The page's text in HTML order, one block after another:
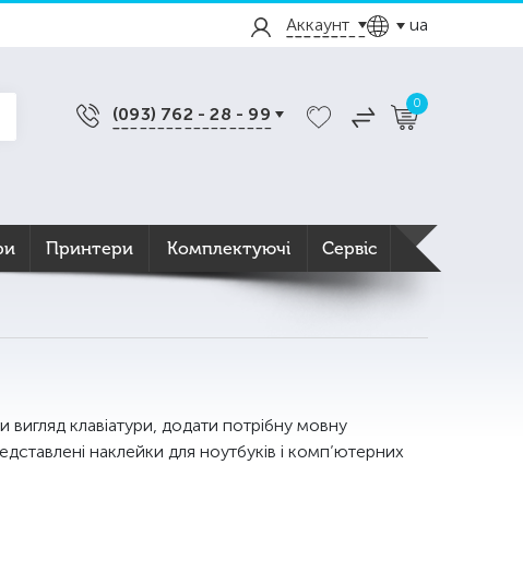
Аккаунт ua
(093) 762 - 28 - 99
0
Принтери Комплектуючі Сервіс
клавіатури, додати потрібну мовну
наклейки для ноутбуків і комп’ютерних